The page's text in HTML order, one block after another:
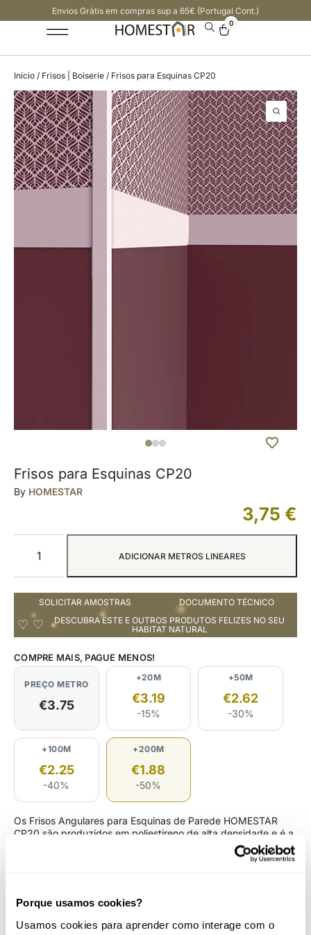
Porque usamos cookies?
Usamos cookies para aprender como interage com o
Envios Grátis em compras sup a 65€ (Portugal Cont.)
0
Início / Frisos | Boiserie / Frisos para Esquinas CP20
Frisos para Esquinas CP20
By HOMESTAR
3,75 €
ADICIONAR METROS LINEARES
SOLICITAR AMOSTRAS
DOCUMENTO TÉCNICO
DESCUBRA ESTE E OUTROS PRODUTOS FELIZES NO SEU
HABITAT NATURAL
COMPRE MAIS, PAGUE MENOS!
PREÇO METRO
€3.75
+20M
€3.19
-15%
+50M
€2.62
-30%
+100M
€2.25
-40%
+200M
€1.88
-50%
Os Frisos Angulares para Esquinas de Parede HOMESTAR
CP20 são produzidos em poliestireno de alta densidade e é a
solução ideal para proteger as esquinas das paredes da sua